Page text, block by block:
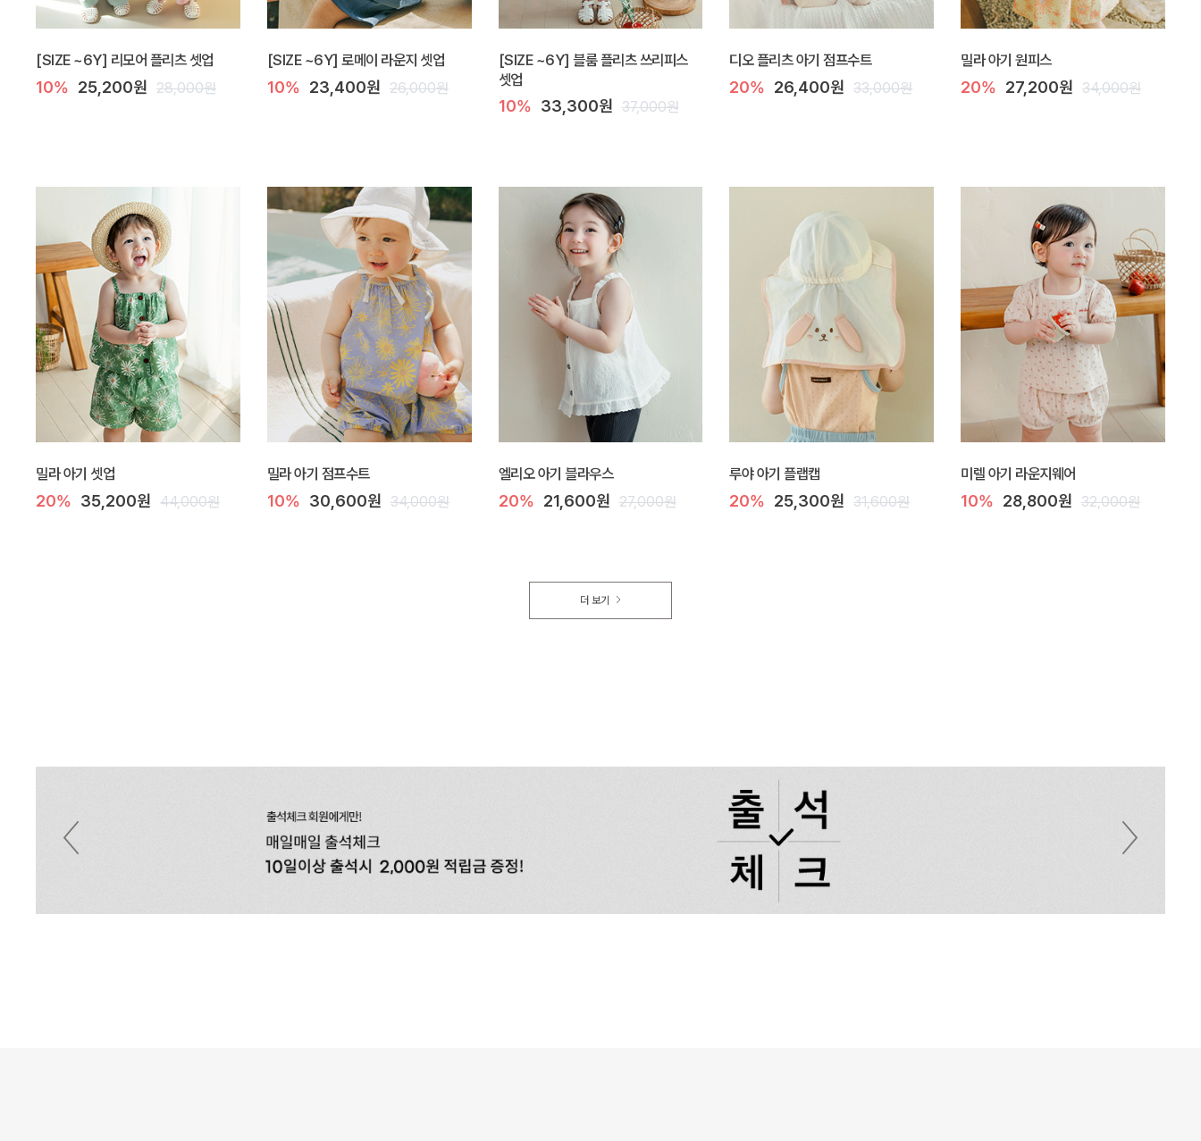
[SIZE ~6Y] 리모어 플리츠 셋업
10% 25,200원 28,000원
[SIZE ~6Y] 로메이 라운지 셋업
10% 23,400원 26,000원
[SIZE ~6Y] 블룸 플리츠 쓰리피스
셋업
10% 33,300원 37,000원
디오 플리츠 아기 점프수트
20% 26,400원 33,000원
밀라 아기 원피스
20% 27,200원 34,000원
밀라 아기 셋업
20% 35,200원 44,000원
밀라 아기 점프수트
10% 30,600원 34,000원
엘리오 아기 블라우스
20% 21,600원 27,000원
루야 아기 플랩캡
20% 25,300원 31,600원
미렐 아기 라운지웨어
10% 28,800원 32,000원
더 보기